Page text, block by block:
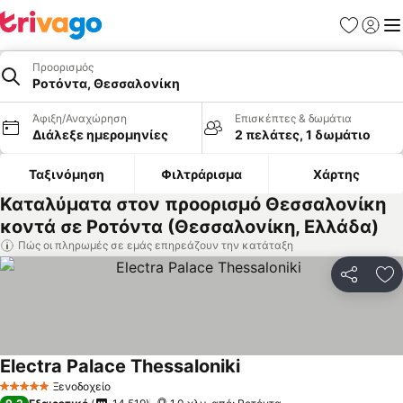
Προορισμός
Ροτόντα, Θεσσαλονίκη
Άφιξη/Αναχώρηση
Διάλεξε ημερομηνίες
Επισκέπτες & δωμάτια
2 πελάτες, 1 δωμάτιο
Ταξινόμηση Φιλτράρισμα Χάρτης
Καταλύματα στον προορισμό Θεσσαλονίκη
κοντά σε Ροτόντα (Θεσσαλονίκη, Ελλάδα)
Πώς οι πληρωμές σε εμάς επηρεάζουν την κατάταξη
5 Αστέρια Ξενοδοχείο
Electra Palace ThessalonikiΕμφάνιση τιμών